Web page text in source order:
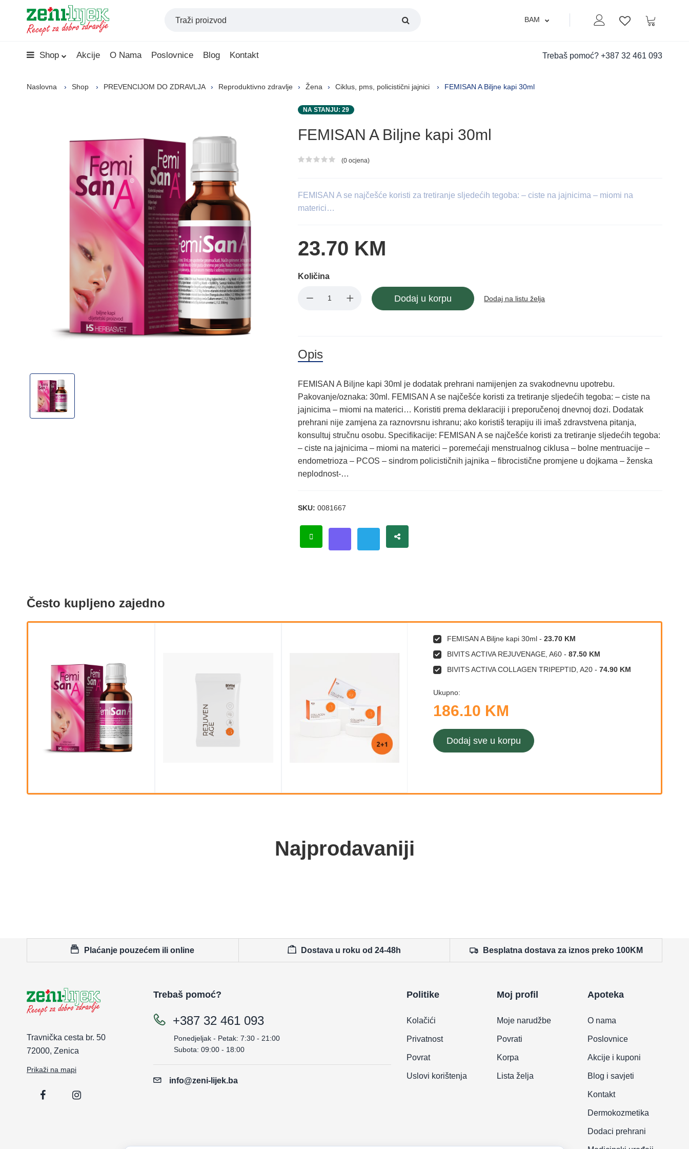
Moj nalogLista zelja
Korpa
BAM
Shop Akcije O Nama Poslovnice Blog Kontakt Trebaš pomoć? +387 32 461 093
Naslovna Shop PREVENCIJOM DO ZDRAVLJA Reproduktivno zdravlje Žena Ciklus, pms, policistični jajnici FEMISAN A Biljne kapi 30ml
NA STANJU: 29
FEMISAN A Biljne kapi 30ml
Ocjena proizvoda
(0 ocjena)
FEMISAN A se najčešće koristi za tretiranje sljedećih tegoba: – ciste na jajnicima – miomi na
materici…
23.70 KM
Količina
Dodaj u korpu Dodaj na listu želja
Opis
FEMISAN A Biljne kapi 30ml je dodatak prehrani namijenjen za svakodnevnu upotrebu.
Pakovanje/oznaka: 30ml. FEMISAN A se najčešće koristi za tretiranje sljedećih tegoba: – ciste na
jajnicima – miomi na materici… Koristiti prema deklaraciji i preporučenoj dnevnoj dozi. Dodatak
prehrani nije zamjena za raznovrsnu ishranu; ako koristiš terapiju ili imaš zdravstvena pitanja,
konsultuj stručnu osobu. Specifikacije: FEMISAN A se najčešće koristi za tretiranje sljedećih tegoba:
– ciste na jajnicima – miomi na materici – poremećaji menstrualnog ciklusa – bolne mentruacije –
endometrioza – PCOS – sindrom policističnih jajnika – fibrocistične promjene u dojkama – ženska
neplodnost-…
SKU:0081667
Često kupljeno zajedno
FEMISAN A Biljne kapi 30ml -23.70 KM
BIVITS ACTIVA REJUVENAGE, A60 -87.50 KM
BIVITS ACTIVA COLLAGEN TRIPEPTID, A20 -74.90 KM
Ukupno:
186.10 KM
Dodaj sve u korpu
Najprodavaniji
Plaćanje pouzećem ili online Dostava u roku od 24-48h Besplatna dostava za iznos preko 100KM
Travnička cesta br. 50
72000, Zenica
Prikaži na mapi
Trebaš pomoć?
+387 32 461 093
Ponedjeljak - Petak: 7:30 - 21:00
Subota: 09:00 - 18:00
info@zeni-lijek.ba
Politike
Kolačići
Privatnost
Povrat
Uslovi korištenja
Moj profil
Moje narudžbe
Povrati
Korpa
Lista želja
Apoteka
O nama
Poslovnice
Akcije i kuponi
Blog i savjeti
Kontakt
Dermokozmetika
Dodaci prehrani